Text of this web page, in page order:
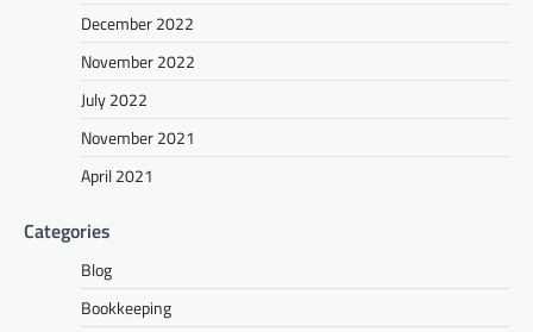
December 2022
November 2022
July 2022
November 2021
April 2021
Categories
Blog
Bookkeeping